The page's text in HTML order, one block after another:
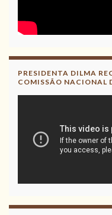
PRESIDENTA DILMA
COMISSÃO NACIONAL